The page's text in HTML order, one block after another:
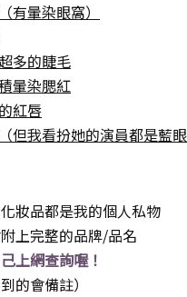
有暈染眼窩）
多的睫毛
暈染腮紅
紅唇
但我看扮她的演員都是藍
妝品都是我的個人私物
上完整的品牌/品名
上網查詢喔！
的會備註）